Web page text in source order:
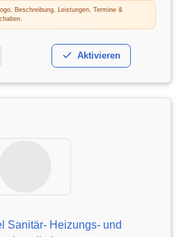
Beschreibung, Leistungen, Termine &
Aktivieren
Sanitär- Heizungs- und